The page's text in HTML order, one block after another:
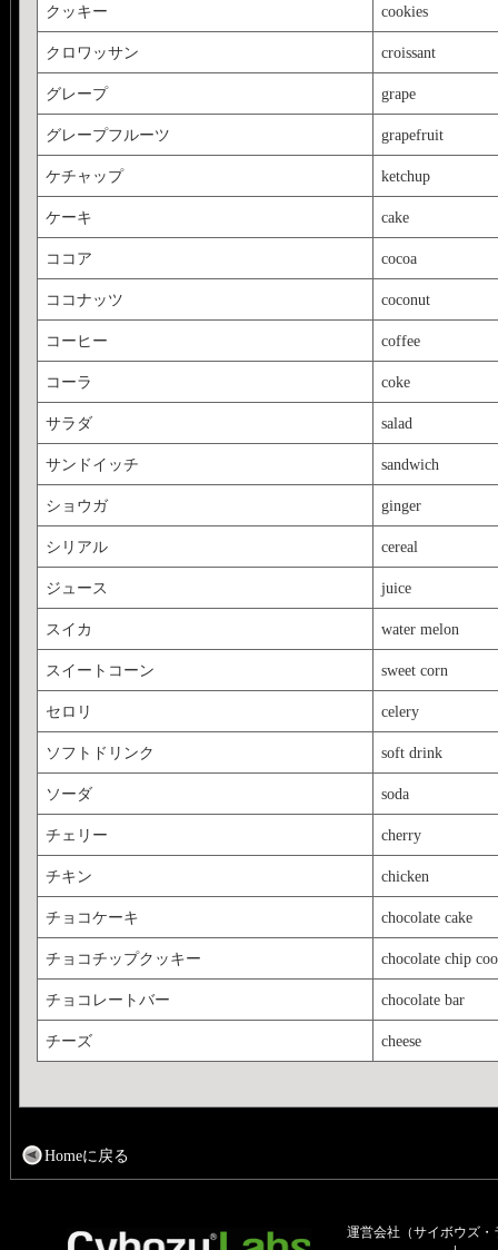
クッキー cookies
クロワッサン croissant
グレープ grape
グレープフルーツ grapefruit
ケチャップ ketchup
ケーキ cake
ココア cocoa
ココナッツ coconut
コーヒー coffee
コーラ coke
サラダ salad
サンドイッチ sandwich
ショウガ ginger
シリアル cereal
ジュース juice
スイカ water melon
スイートコーン sweet corn
セロリ celery
ソフトドリンク soft drink
ソーダ soda
チェリー cherry
チキン chicken
チョコケーキ chocolate cake
チョコチップクッキー chocolate chip
チョコレートバー chocolate bar
チーズ cheese
Homeに戻る
運営会社（サイボウズ・